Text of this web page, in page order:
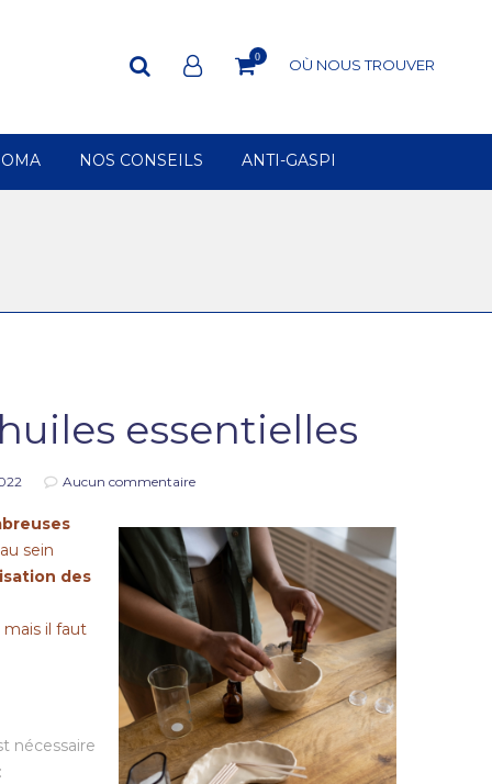
0 OÙ NOUS TROUVER
NOS CONSEILS ANTI-GASPI
essentielles
Aucun commentaire
sein
des
il faut
nécessaire